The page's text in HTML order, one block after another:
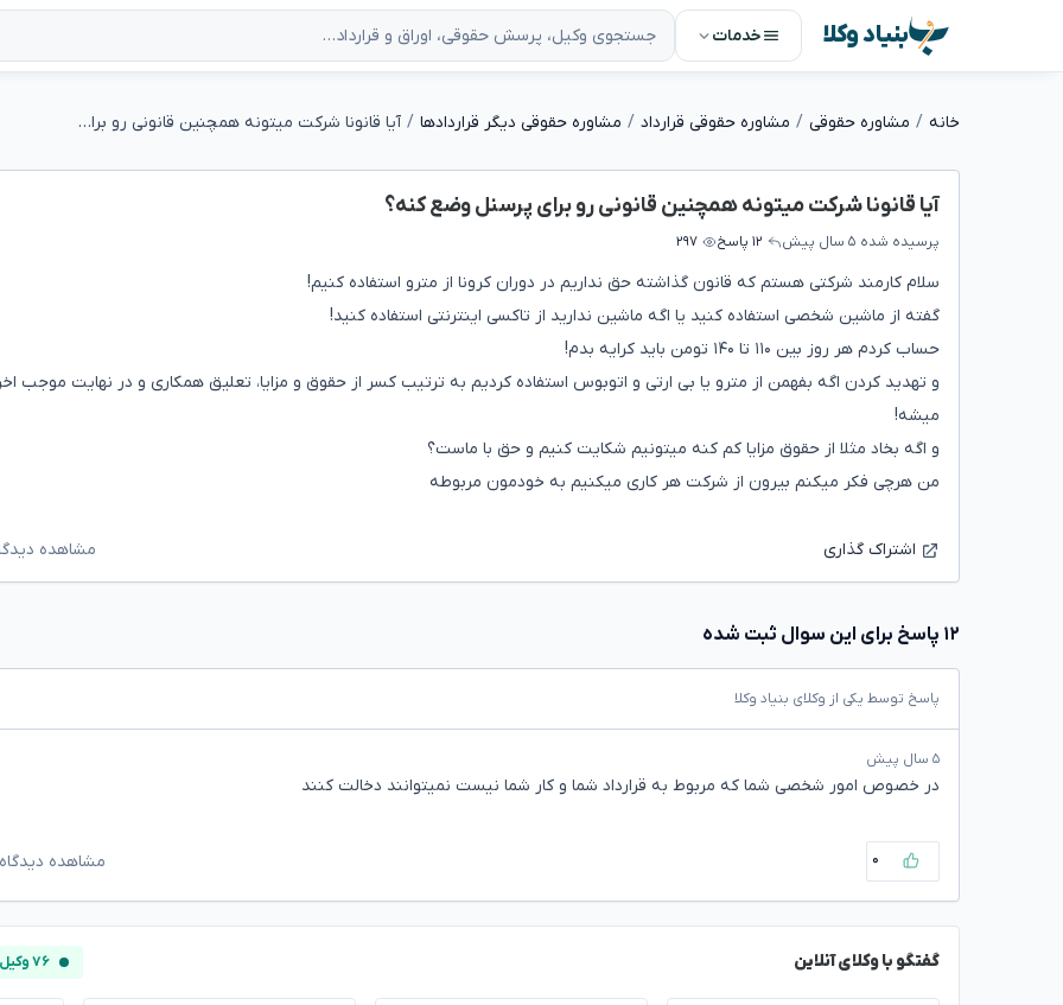
بنیاد وکلا خدمات
خانه مشاوره حقوقی مشاوره حقوقی قرارداد مشاوره حقوقی دیگر قراردادها آیا قانونا شرکت میتونه همچنین قانونی رو برای پرسنل وضع کنه؟
آیا قانونا شرکت میتونه همچنین قانونی رو برای پرسنل وضع کنه؟
پرسیده شده ۵ سال پیش ۱۲ پاسخ ۲۹۷
سلام کارمند شرکتی هستم که قانون گذاشته حق نداریم در دوران کرونا از مترو استفاده کنیم!
گفته از ماشین شخصی استفاده کنید یا اگه ماشین ندارید از تاکسی اینترنتی استفاده کنید!
حساب کردم هر روز بین ۱۱۰ تا ۱۴۰ تومن باید کرایه بدم!
و تهدید کردن اگه بفهمن از مترو یا بی ارتی و اتوبوس استفاده کردیم به ترتیب کسر از حقوق و مزایا، تعلیق همکاری و در نهایت موجب
میشه!
و اگه بخاد مثلا از حقوق مزایا کم کنه میتونیم شکایت کنیم و حق با ماست؟
من هرچی فکر میکنم بیرون از شرکت هر کاری میکنیم به خودمون مربوطه
اشتراک گذاری مشاهده
۱۲ پاسخ برای این سوال ثبت شده
پاسخ توسط یکی از وکلای بنیاد وکلا
۵ سال پیش
در خصوص امور شخصی شما که مربوط به قرارداد شما و کار شما نیست نمیتوانند دخالت کنند
۰ مشاهده
گفتگو با وکلای آنلاین ۷۶ وکیل آنلاین